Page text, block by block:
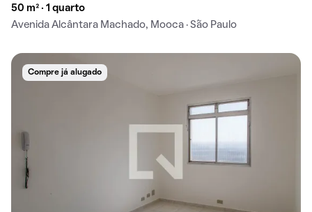
50 m² · 1 quarto
Avenida Alcântara Machado, Mooca · São Paulo
Compre já alugado